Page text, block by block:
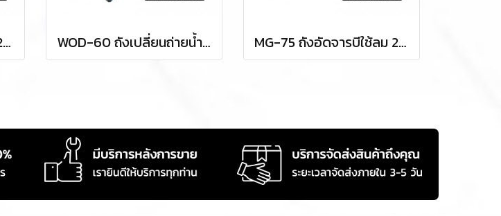
MG-55 ถังอัดจารบีใช้ลม 20 ลิตร TAKADA WOD-60 ถังเปลี่ยนถ่ายน้ำมันเครื่อง 80 ลิตร TAKADA MG-75 ถังอัดจารบีใช้ลม 200 ลิตร TAKADA